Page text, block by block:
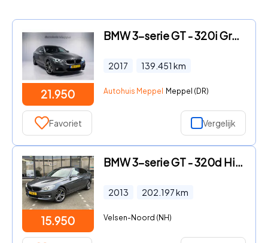
21.950
BMW 3-serie GT - 320i Gran Turismo M-Sport*LED*PDC*Panoramadak*Navigatie*Nede
2017 139.451 km
Autohuis Meppel Meppel (DR)
Favoriet Vergelijk
15.950
BMW 3-serie GT - 320d High Executive / PANO / LEER / XENON
2013 202.197km
Velsen-Noord (NH)